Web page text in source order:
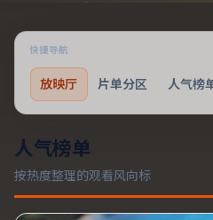
快捷导航
放映厅 片单分区 人气榜
人气榜单
按热度整理的观看风向标